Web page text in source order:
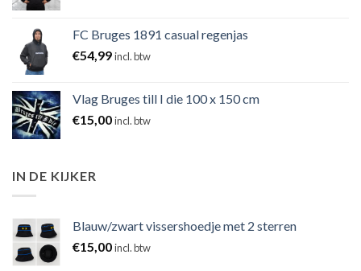
FC Bruges 1891 casual regenjas
€54,99incl. btw
Vlag Bruges till I die 100 x 150 cm
€15,00incl. btw
IN DE KIJKER
Blauw/zwart vissershoedje met 2 sterren
€15,00incl. btw